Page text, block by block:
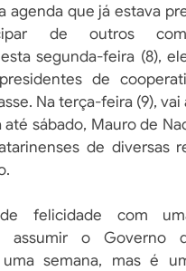
agenda que já estava
de outros
segunda-feira (8),
de
Na terça-feira (9), vai
sábado, Mauro de
de diversas
felicidade com
assumir o Governo
semana, mas é